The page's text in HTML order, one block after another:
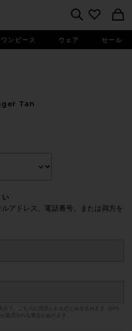
ンピース ウェア セール
Tan
い
アドレス、電話番号、または両方を
点で、こちらに同意したものとみなされます:
SMS
適用される場合があります。